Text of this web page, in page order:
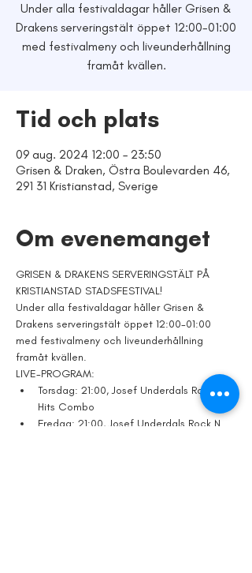
Under alla festivaldagar håller Grisen &
Drakens serveringstält öppet 12:00-01:00
med festivalmeny och liveunderhållning
framåt kvällen.
Tid och plats
09 aug. 2024 12:00 – 23:50
Grisen & Draken, Östra Boulevarden 46,
291 31 Kristianstad, Sverige
Om evenemanget
GRISEN & DRAKENS SERVERINGSTÄLT PÅ
KRISTIANSTAD STADSFESTIVAL!
Under alla festivaldagar håller Grisen &
Drakens serveringstält öppet 12:00-01:00
med festivalmeny och liveunderhållning
framåt kvällen.
LIVE-PROGRAM:
Torsdag: 21:00, Josef Underdals Rock N
Hits Combo
Fredag: 21:00, Josef Underdals Rock N